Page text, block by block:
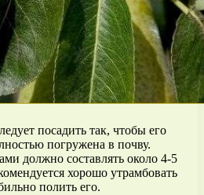
посадить так, чтобы его
погружена в почву.
должно составлять около 4-5
хорошо утрамбовать
полить его.